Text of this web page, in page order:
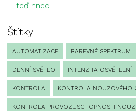
teď hned
Štítky
AUTOMATIZACE BAREVNÉ SPEKTRUM
DENNÍ SVĚTLO INTENZITA OSVĚTLENÍ
KONTROLA KONTROLA NOUZOVÉHO
KONTROLA PROVOZUSCHOPNOSTI